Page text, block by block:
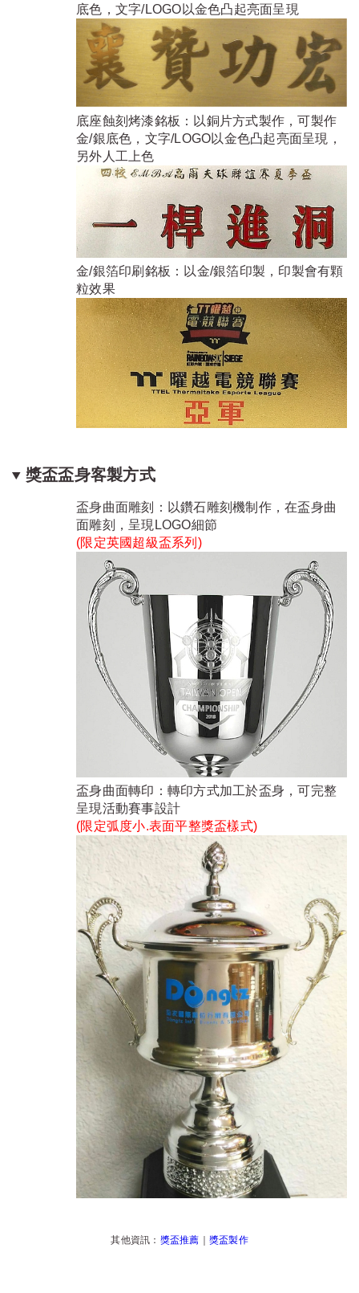
底色，文字/LOGO以金色凸起亮面呈現
底座蝕刻烤漆銘板：以銅片方式製作，可製作
金/銀底色，文字/LOGO以金色凸起亮面呈現，
另外人工上色
金/銀箔印刷銘板：以金/銀箔印製，印製會有顆
粒效果
獎盃盃身客製方式
盃身曲面雕刻：以鑽石雕刻機制作，在盃身曲
面雕刻，呈現LOGO細節
(限定英國超級盃系列 )
盃身曲面轉印：轉印方式加工於盃身，可完整
呈現活動賽事設計
(限定弧度小.表面平整獎盃樣式)
其他資訊： 獎盃推薦 獎盃製作